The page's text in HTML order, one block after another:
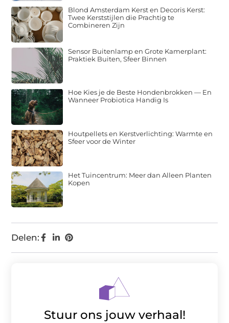
Delen:
Blond Amsterdam Kerst en Decoris Kerst:
Twee Kerststijlen die Prachtig te
Combineren Zijn
Sensor Buitenlamp en Grote Kamerplant:
Praktiek Buiten, Sfeer Binnen
Hoe Kies je de Beste Hondenbrokken — En
Wanneer Probiotica Handig Is
Houtpellets en Kerstverlichting: Warmte en
Sfeer voor de Winter
Het Tuincentrum: Meer dan Alleen Planten
Kopen
Stuur ons jouw verhaal!